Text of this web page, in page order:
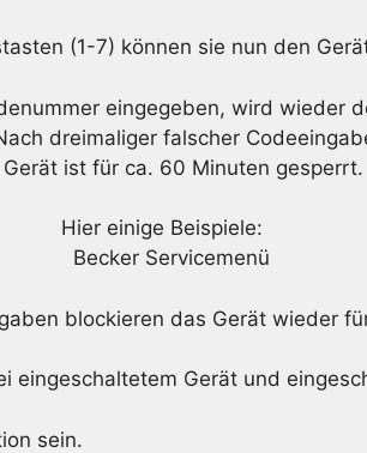
(1-7) können sie nun den
eingegeben, wird wieder
dreimaliger falscher
ist für ca. 60 Minuten gesperrt.
Hier einige Beispiele:
blockieren das Gerät wieder
eingeschaltetem Gerät und
sein.